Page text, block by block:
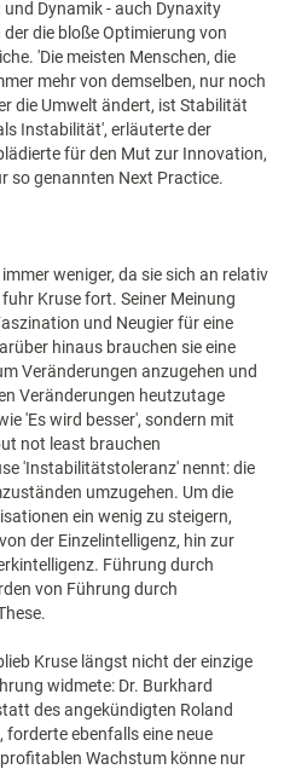
Dynamik - auch Dynaxity
die bloße Optimierung von
'Die meisten Menschen, die
mehr von demselben, nur noch
die Umwelt ändert, ist Stabilität
Instabilität', erläuterte der
für den Mut zur Innovation,
so genannten Next Practice.
weniger, da sie sich an relativ
Kruse fort. Seiner Meinung
und Neugier für eine
hinaus brauchen sie eine
Veränderungen anzugehen und
Veränderungen heutzutage
'Es wird besser', sondern mit
not least brauchen
'Instabilitätstoleranz' nennt: die
umzugehen. Um die
ein wenig zu steigern,
der Einzelintelligenz, hin zur
Führung durch
von Führung durch
Kruse längst nicht der einzige
widmete: Dr. Burkhard
des angekündigten Roland
ebenfalls eine neue
Wachstum könne nur